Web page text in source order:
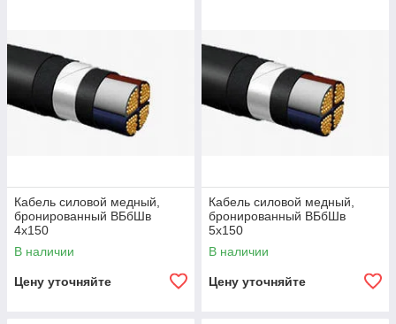
Кабель силовой медный,
бронированный ВБбШв
4х150
В наличии
Цену уточняйте
Кабель силовой медный,
бронированный ВБбШв
5х150
В наличии
Цену уточняйте